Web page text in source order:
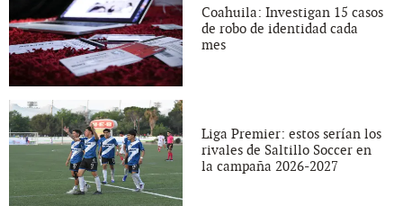
Coahuila: Investigan 15 casos
de robo de identidad cada
mes
Liga Premier: estos serían los
rivales de Saltillo Soccer en
la campaña 2026-2027